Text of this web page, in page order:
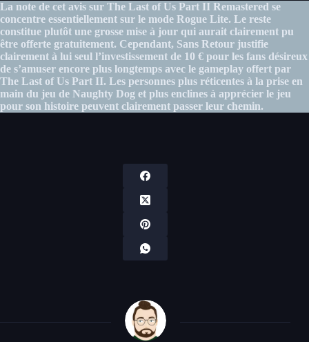
La note de cet avis sur The Last of Us Part II Remastered se
concentre essentiellement sur le mode Rogue Lite. Le reste
constitue plutôt une grosse mise à jour qui aurait clairement pu
être offerte gratuitement. Cependant, Sans Retour justifie
clairement à lui seul l’investissement de 10 € pour les fans désireux
de s’amuser encore plus longtemps avec le gameplay offert par
The Last of Us Part II. Les personnes plus réticentes à la prise en
main du jeu de Naughty Dog et plus enclines à apprécier le jeu
pour son histoire peuvent clairement passer leur chemin.